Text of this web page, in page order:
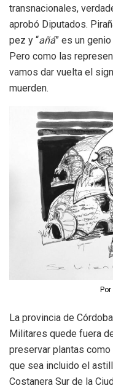
transnacionales,
aprobó Diputados.
pez y “añá” es un
Pero como las
vamos dar vuelta el
muerden.
La provincia de
Militares quede fuera
preservar plantas
que sea incluido el
Costanera Sur de la